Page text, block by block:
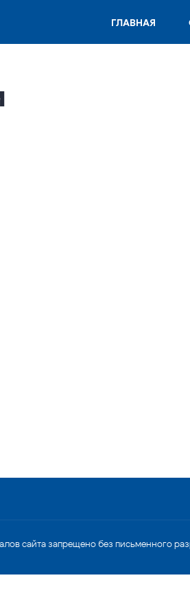
ГЛАВНАЯ
сайта запрещено без письменного